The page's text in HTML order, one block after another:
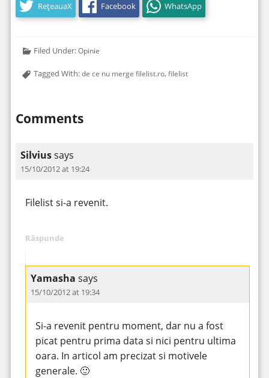
RețeauaX Facebook WhatsApp
Filed Under:Opinie
Tagged With:de ce nu merge filelist.ro,filelist
Comments
Silviussays
15/10/2012 at 19:24
Filelist si-a revenit.
Răspunde
Yamasha says
15/10/2012 at 19:34
Si-a revenit pentru moment, dar nu a fost
picat pentru prima data si nici pentru ultima
oara. In articol am precizat si motivele
generale. 🙂